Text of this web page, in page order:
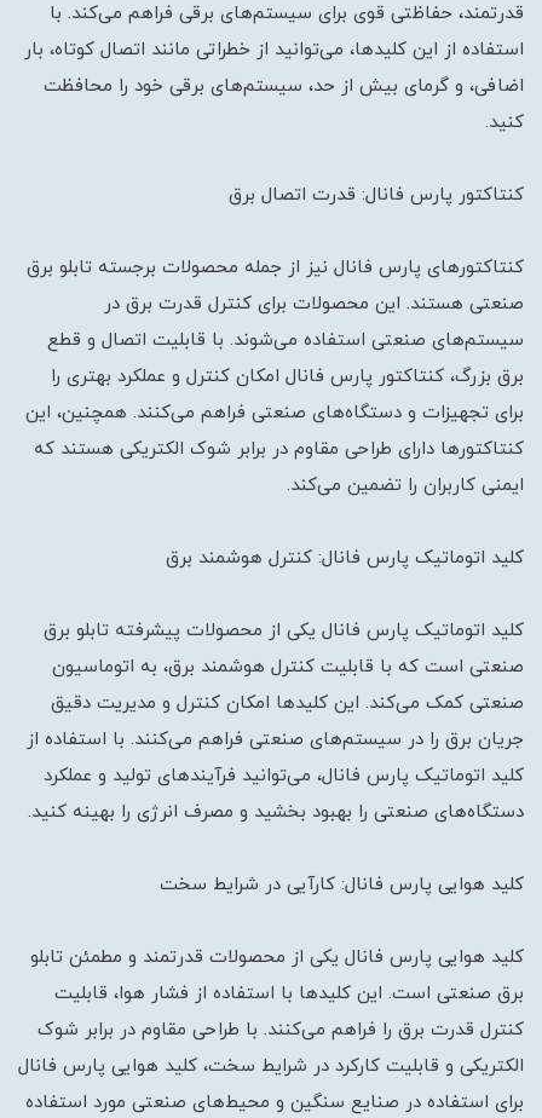
قدرتمند، حفاظتی قوی برای سیستم‌های برقی فراهم می‌کند. با
استفاده از این کلیدها، می‌توانید از خطراتی مانند اتصال کوتاه، بار
اضافی، و گرمای بیش از حد، سیستم‌های برقی خود را محافظت
کنید.
کنتاکتور پارس فانال: قدرت اتصال برق
کنتاکتورهای پارس فانال نیز از جمله محصولات برجسته تابلو برق
صنعتی هستند. این محصولات برای کنترل قدرت برق در
سیستم‌های صنعتی استفاده می‌شوند. با قابلیت اتصال و قطع
برق بزرگ، کنتاکتور پارس فانال امکان کنترل و عملکرد بهتری را
برای تجهیزات و دستگاه‌های صنعتی فراهم می‌کنند. همچنین، این
کنتاکتورها دارای طراحی مقاوم در برابر شوک الکتریکی هستند که
ایمنی کاربران را تضمین می‌کند.
کلید اتوماتیک پارس فانال: کنترل هوشمند برق
کلید اتوماتیک پارس فانال یکی از محصولات پیشرفته تابلو برق
صنعتی است که با قابلیت کنترل هوشمند برق، به اتوماسیون
صنعتی کمک می‌کند. این کلیدها امکان کنترل و مدیریت دقیق
جریان برق را در سیستم‌های صنعتی فراهم می‌کنند. با استفاده از
کلید اتوماتیک پارس فانال، می‌توانید فرآیندهای تولید و عملکرد
دستگاه‌های صنعتی را بهبود بخشید و مصرف انرژی را بهینه کنید.
کلید هوایی پارس فانال: کارآیی در شرایط سخت
کلید هوایی پارس فانال یکی از محصولات قدرتمند و مطمئن تابلو
برق صنعتی است. این کلیدها با استفاده از فشار هوا، قابلیت
کنترل قدرت برق را فراهم می‌کنند. با طراحی مقاوم در برابر شوک
الکتریکی و قابلیت کارکرد در شرایط سخت، کلید هوایی پارس فانال
برای استفاده در صنایع سنگین و محیط‌های صنعتی مورد استفاده